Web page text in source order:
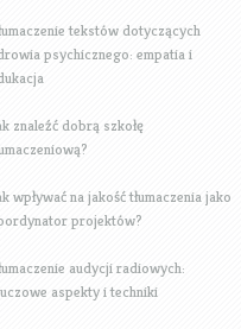
tekstów dotyczących
psychicznego: empatia i
znaleźć dobrą szkołę
wpływać na jakość tłumaczenia jako
projektów?
audycji radiowych:
aspekty i techniki